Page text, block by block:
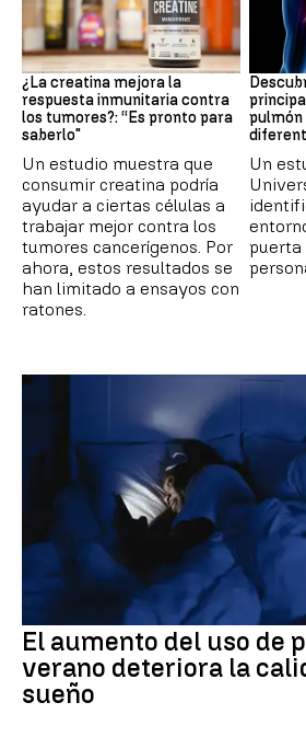
Suplementos deportivos
¿La creatina mejora la
respuesta inmunitaria contra
los tumores?: “Es pronto para
saberlo"
Un estudio muestra que
consumir creatina podría
ayudar a ciertas células a
trabajar mejor contra los
tumores cancerígenos. Por
ahora, estos resultados se
han limitado a ensayos con
ratones.
Cáncer
pulmón
Un
puerta
El aumento del uso de
verano deteriora la
sueño